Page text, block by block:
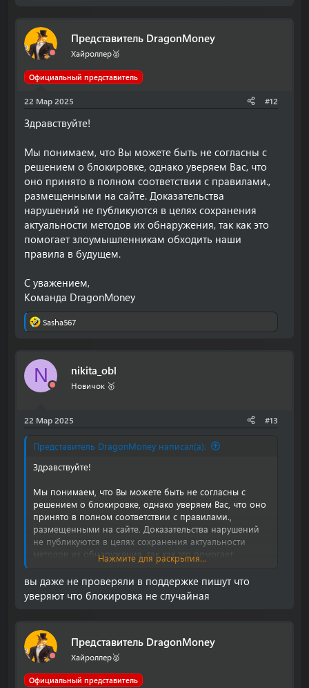
к
и
и
:
Представитель DragonMoney
Хайроллер🥈
Официальный представитель
22 Мар 2025 #12
Здравствуйте!
Мы понимаем, что Вы можете быть не согласны с
решением о блокировке, однако уверяем Вас, что
оно принято в полном соответствии с правилами.,
размещенными на сайте. Доказательства
нарушений не публикуются в целях сохранения
актуальности методов их обнаружения, так как это
помогает злоумышленникам обходить наши
правила в будущем.
С уважением,
Команда DragonMoney
Р
к
и
Sasha567
N nikita_obl
Новичок 🥇
22 Мар 2025 #13
Представитель DragonMoney написал(а):
Здравствуйте!
Мы понимаем, что Вы можете быть не согласны с
решением о блокировке, однако уверяем Вас, что оно
принято в полном соответствии с правилами.,
размещенными на сайте. Доказательства нарушений
не публикуются в целях сохранения актуальности
методов их обнаружения, так как это помогает
злоумышленникам обходить наши правила в будущем.
С уважением,
Команда DragonMoney
Нажмите для раскрытия...
вы даже не проверяли в поддержке пишут что
уверяют что блокировка не случайная
Представитель DragonMoney
Хайроллер🥈
Официальный представитель